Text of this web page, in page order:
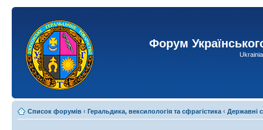
Форум
Список форумів ‹ Геральдика, вексилологія та сфрагістика ‹ Державні